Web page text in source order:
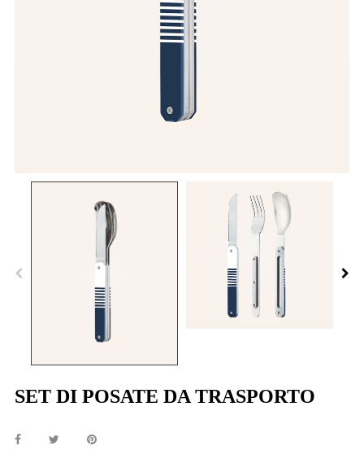
SET DI POSATE DA TRASPORTO